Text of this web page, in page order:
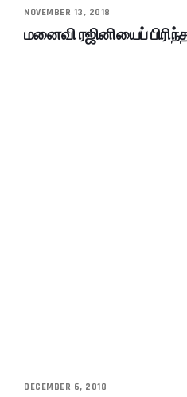
NOVEMBER 13, 2018
மனைவி ரஜினியைப்
DECEMBER 6, 2018